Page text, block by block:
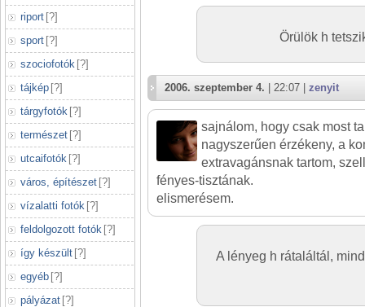
riport [?]
sport [?]
szociofotók [?]
tájkép [?]
tárgyfotók [?]
természet [?]
utcaifotók [?]
város, építészet [?]
vízalatti fotók [?]
feldolgozott fotók [?]
így készült [?]
egyéb [?]
pályázat [?]
Örülök h
2006. szeptember 4. | 22:07 | zenyit
sajnálom, hogy csak most
nagyszerűen érzékeny, a
extravagánsnak tartom,
fényes-tisztának.
elismerésem.
A lényeg h rátaláltál,